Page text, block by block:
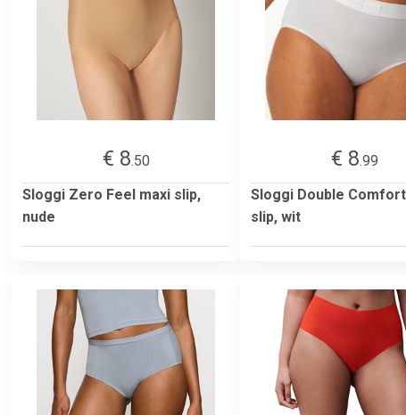
€ 8.50
Sloggi Zero Feel maxi slip,
nude
€ 8.99
Sloggi Double
slip, wit